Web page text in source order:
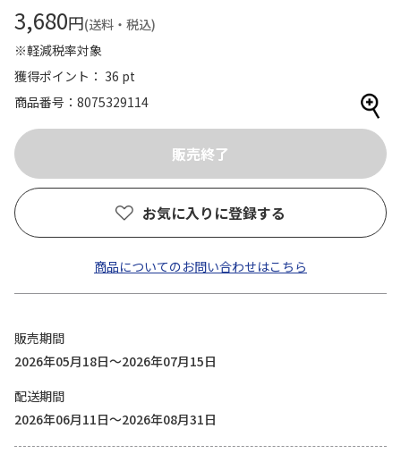
3,680円(送料・税込)
※軽減税率対象
獲得ポイント： 36 pt
商品番号
8075329114
お気に入りに登録する
商品についてのお問い合わせはこちら
販売期間
2026年05月18日～2026年07月15日
配送期間
2026年06月11日～2026年08月31日